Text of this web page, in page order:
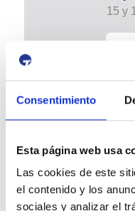
Consentimiento
Esta página web usa
Las cookies de este
el contenido y los
sociales y analizar el
15 y